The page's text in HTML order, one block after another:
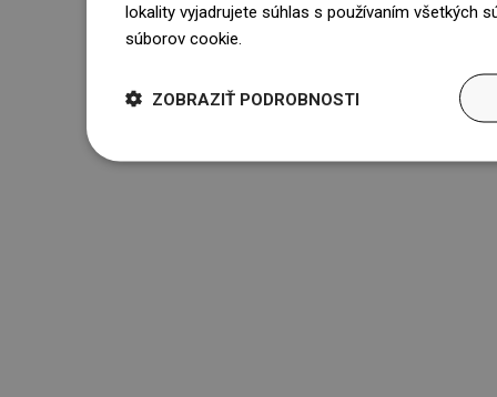
lokality vyjadrujete súhlas s používaním všetkých
súborov cookie.
ZOBRAZIŤ PODROBNOSTI